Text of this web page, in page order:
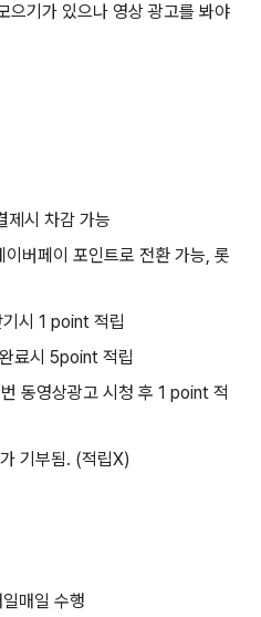
으기가 있으나 영상 광고를 봐야
제시 차감 가능
버페이 포인트로 전환 가능, 롯
시 1 point 적립
료시 5point 적립
동영상광고 시청 후 1 point 적
기부됨. (적립X)
매일 수행